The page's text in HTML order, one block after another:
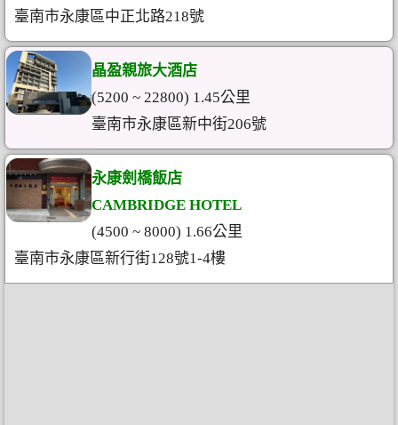
臺南市永康區中正北路218號
晶盈親旅大酒店
(5200 ~ 22800) 1.45公里
臺南市永康區新中街206號
永康劍橋飯店
CAMBRIDGE HOTEL
(4500 ~ 8000) 1.66公里
臺南市永康區新行街128號1-4樓